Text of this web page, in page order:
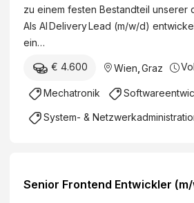
zu einem festen Bestandteil unserer
Als AI Delivery Lead (m/w/d)
ein…
€ 4.600 Wien Graz
Mechatronik
System- &
Senior Frontend Entwickler